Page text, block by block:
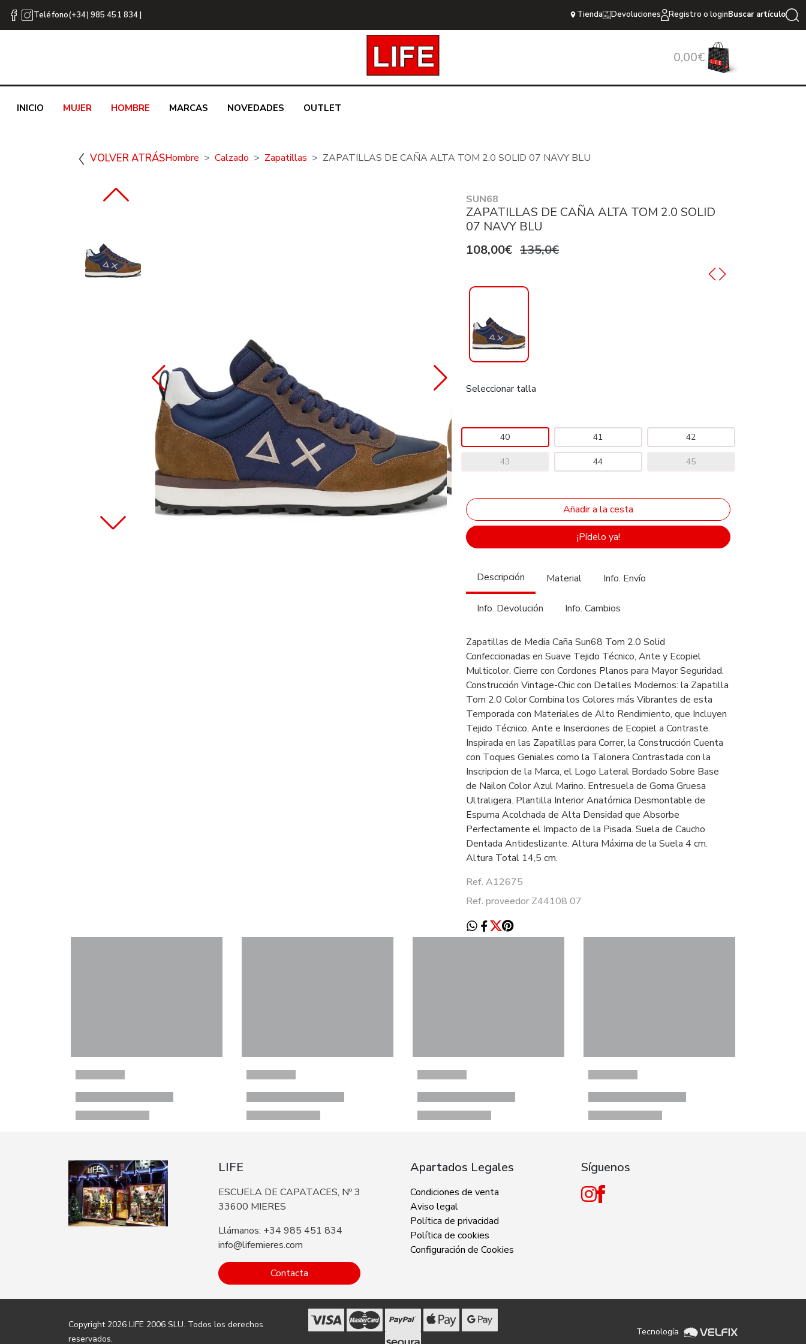
Teléfono(+34) 985 451 834 | Tienda Devoluciones Registro o loginBuscar artículo
0,00€
INICIO MUJER HOMBRE MARCAS NOVEDADES OUTLET
VOLVER ATRÁSHombre Calzado Zapatillas ZAPATILLAS DE CAÑA ALTA TOM 2.0 SOLID 07 NAVY BLU
SUN68
ZAPATILLAS DE CAÑA ALTA TOM 2.0 SOLID
07 NAVY BLU
108,00€ 135,0€
Seleccionar talla
40 41 42
43 44 45
¡Pídelo ya!
Descripción Material Info. Envío
Info. Devolución Info. Cambios
Zapatillas de Media Caña Sun68 Tom 2.0 Solid
Confeccionadas en Suave Tejido Técnico, Ante y Ecopiel
Multicolor. Cierre con Cordones Planos para Mayor Seguridad.
Construcción Vintage-Chic con Detalles Modernos: la Zapatilla
Tom 2.0 Color Combina los Colores más Vibrantes de esta
Temporada con Materiales de Alto Rendimiento, que Incluyen
Tejido Técnico, Ante e Inserciones de Ecopiel a Contraste.
Inspirada en las Zapatillas para Correr, la Construcción Cuenta
con Toques Geniales como la Talonera Contrastada con la
Inscripcion de la Marca, el Logo Lateral Bordado Sobre Base
de Nailon Color Azul Marino. Entresuela de Goma Gruesa
Ultraligera. Plantilla Interior Anatómica Desmontable de
Espuma Acolchada de Alta Densidad que Absorbe
Perfectamente el Impacto de la Pisada. Suela de Caucho
Dentada Antideslizante. Altura Máxima de la Suela 4 cm.
Altura Total 14,5 cm.
Ref. A12675
Ref. proveedor Z44108 07
LIFE
ESCUELA DE CAPATACES, Nº 3
33600 MIERES
Llámanos: +34 985 451 834
info@lifemieres.com
Contacta
Apartados Legales
Condiciones de venta
Aviso legal
Política de privacidad
Política de cookies
Configuración de Cookies
Síguenos
Copyright 2026 LIFE 2006 SLU. Todos los derechos
reservados.
Tecnología